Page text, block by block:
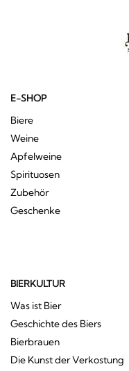
E-SHOP
Biere
Weine
Apfelweine
Spirituosen
Zubehör
Geschenke
BIERKULTUR
Was ist Bier
Geschichte des Biers
Bierbrauen
Die Kunst der Verkostung